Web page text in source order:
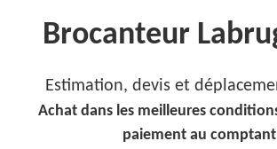
Brocanteur
Estimation, devis et
Achat dans les meilleures
paiement au comptant